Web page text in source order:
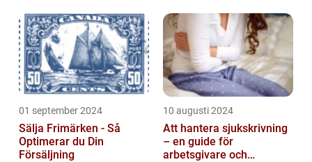
01 september 2024
Sälja Frimärken - Så
Optimerar du Din
Försäljning
10 augusti 2024
Att hantera sjukskrivning
– en guide för
arbetsgivare och